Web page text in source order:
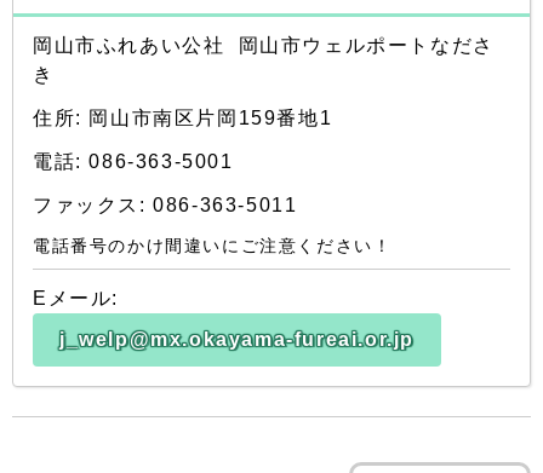
岡山市ふれあい公社 岡山市ウェルポートなださ
き
住所: 岡山市南区片岡159番地1
電話: 086-363-5001
ファックス: 086-363-5011
電話番号のかけ間違いにご注意ください！
Eメール:
j_welp@mx.okayama-fureai.or.jp